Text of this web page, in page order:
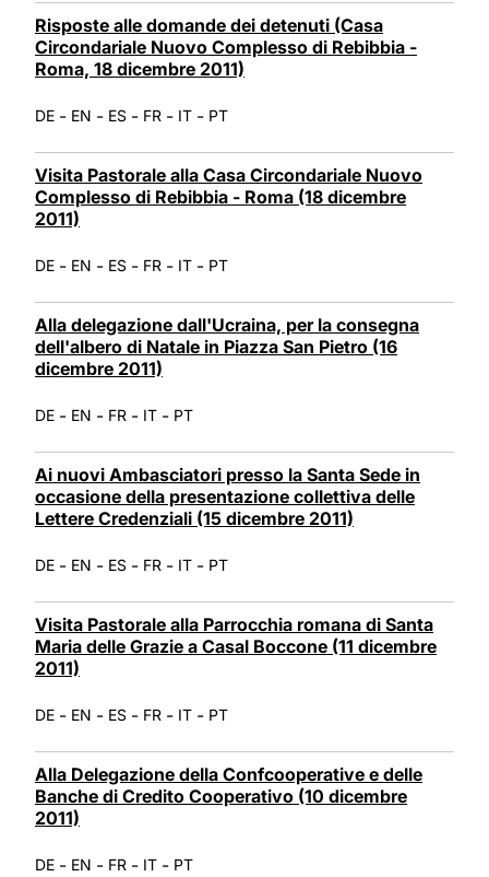
Risposte alle domande dei detenuti (Casa
Circondariale Nuovo Complesso di Rebibbia -
Roma, 18 dicembre 2011)
DE - EN - ES - FR - IT - PT
Visita Pastorale alla Casa Circondariale Nuovo
Complesso di Rebibbia - Roma (18 dicembre
2011)
DE - EN - ES - FR - IT - PT
Alla delegazione dall'Ucraina, per la consegna
dell'albero di Natale in Piazza San Pietro (16
dicembre 2011)
DE - EN - FR - IT - PT
Ai nuovi Ambasciatori presso la Santa Sede in
occasione della presentazione collettiva delle
Lettere Credenziali (15 dicembre 2011)
DE - EN - ES - FR - IT - PT
Visita Pastorale alla Parrocchia romana di Santa
Maria delle Grazie a Casal Boccone (11 dicembre
2011)
DE - EN - ES - FR - IT - PT
Alla Delegazione della Confcooperative e delle
Banche di Credito Cooperativo (10 dicembre
2011)
DE - EN - FR - IT - PT